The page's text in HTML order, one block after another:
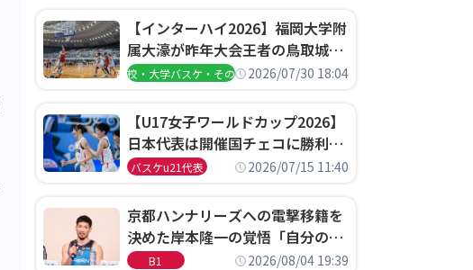
【インターハイ2026】福岡大学附
属大濠が昨年大会王者の鳥取城北
を撃破、大阪薫英女学院は岐阜女
高校・大学バスケ・その他2026/07/30 18:04
【U17女子ワールドカップ2026】
日本代表は開催国チェコに勝利し
て予選グループ3連勝で首位通
決定
バスケu21代表 2026/07/15 11:40
京都ハンナリーズへの電撃移籍を
決めた岸本隆一の覚悟「自分のエ
ゴというちっぽけなことのため
B1 2026/08/04 19:39